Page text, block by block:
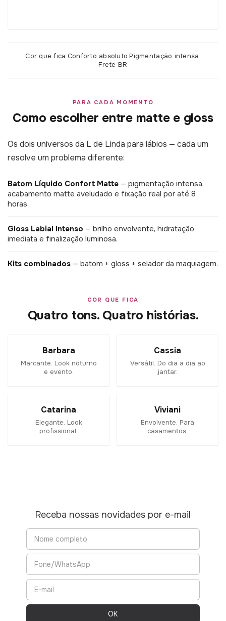
Cor que fica·Conforto absoluto·Pigmentação intensa·
Frete BR
PARA CADA MOMENTO
Como escolher entre matte e gloss
Os dois universos da L de Linda para lábios — cada um
resolve um problema diferente:
Batom Líquido Confort Matte — pigmentação intensa,
acabamento matte aveludado e fixação real por até 8
horas.
Gloss Labial Intenso — brilho envolvente, hidratação
imediata e finalização luminosa.
Kits combinados — batom + gloss + selador da maquiagem.
COR QUE FICA
Quatro tons. Quatro histórias.
Barbara
Marcante. Look noturno
e evento.
Cassia
Versátil. Do dia a dia ao
jantar.
Catarina
Elegante. Look
profissional.
Viviani
Envolvente. Para
casamentos.
Receba nossas novidades por e-mail